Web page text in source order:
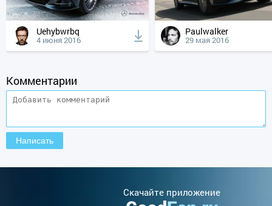
Uehybwrbq
4 июня 2016
Paulwalker
29 мая 2016
Комментарии
Cкачайте приложение